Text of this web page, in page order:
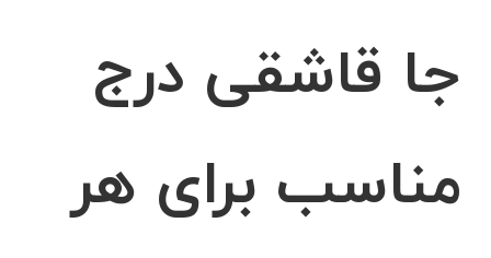
جا قاشقی درج
مناسب برای هر